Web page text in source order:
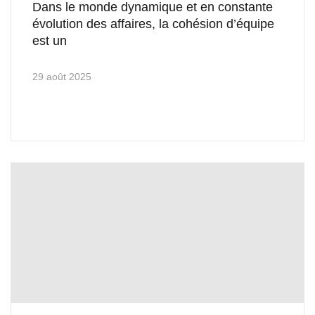
Dans le monde dynamique et en constante
évolution des affaires, la cohésion d’équipe
est un
29 août 2025